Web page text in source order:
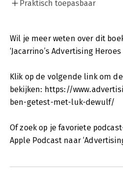
Praktisch toepasbaar
Wil je meer weten over dit
‘Jacarrino’s Advertising Heroes
Klik op de volgende link om
bekijken: https://
ben-getest-met-luk-dewulf/
Of zoek op je favoriete
Apple Podcast naar